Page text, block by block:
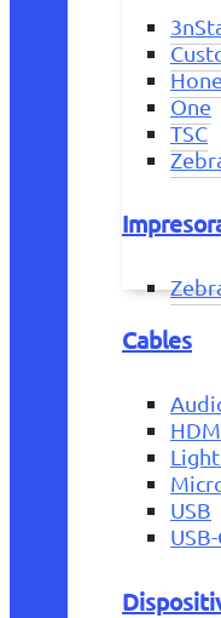
One
TSC
Cables
USB